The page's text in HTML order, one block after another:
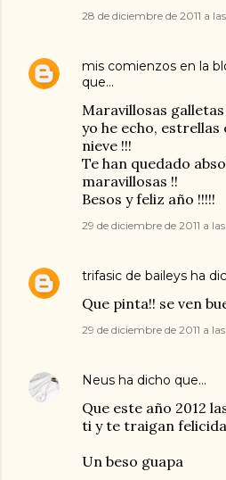
28 de diciembre de 2011 a
mis comienzos en la
que…
Maravillosas galletas
yo he echo,
nieve !!!
Te han quedado
maravillosas !!
Besos y feliz año !!!!!
29 de diciembre de 2011 a
trifasic de baileys ha
Que pinta!! se ven
29 de diciembre de 2011 a
Neus ha dicho que…
Que este año 2012
ti y te traigan
Un beso guapa